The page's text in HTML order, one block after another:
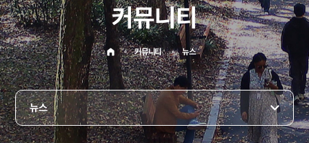
커뮤니티
커뮤니티 뉴스
뉴스